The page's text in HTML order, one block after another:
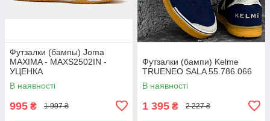
Футзалки (бампы) Joma
MAXIMA - MAXS2502IN -
УЦЕНКА
В наявності
995 ₴ 1 997 ₴
Футзалки (бампи) Kelme
TRUENEO SALA 55.786.066
В наявності
1 395 ₴ 2 227 ₴